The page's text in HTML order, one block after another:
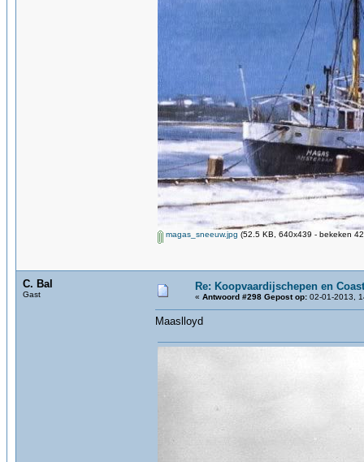
magas_sneeuw.jpg (52.5 KB, 640x439 - bekeken
C. Bal
Gast
Re: Koopvaardijschepen en
« Antwoord #298 Gepost op: 02-01-2013,
Maaslloyd